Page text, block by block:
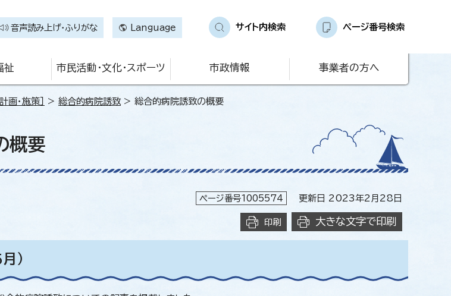
音声読み上げ・ふりがな Language サイト内検索 ページ番号検索
祉 市民活動・文化・スポーツ 市政情報 事業者の方へ
画・施策］ > 総合的病院誘致> 総合的病院誘致の概要
概要
ページ番号1005574 更新日 2023年2月28日
印刷 大きな文字で印刷
）